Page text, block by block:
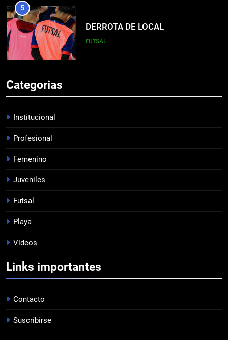
5
DERROTA DE LOCAL
FUTSAL
LISTA DE CONVOCADOS
7
8
1
FEMENINO
Categorias
Institucional
Profesional
Femenino
Juveniles
Futsal
Playa
Videos
Links importantes
Contacto
Suscribirse